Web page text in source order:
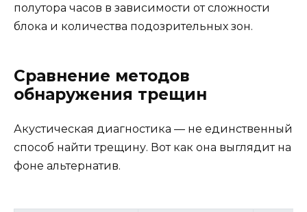
полутора часов в зависимости от сложности
блока и количества подозрительных зон.
Сравнение методов
обнаружения трещин
Акустическая диагностика — не единственный
способ найти трещину. Вот как она выглядит на
фоне альтернатив.